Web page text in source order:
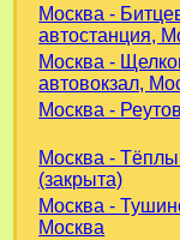
Москва -
автостанция,
Москва -
автовокзал,
Москва - Реутов
Москва -
(закрыта)
Москва -
Москва